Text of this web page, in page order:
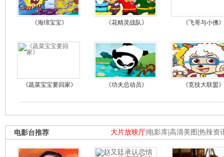
《海绵宝宝》 《花精灵战队》 《飞哥与小佛》
《蔬菜宝宝要回家》 《功夫总动员》 《竞技大联盟》
大片放映厅 电影库 高清美图 热辣资
电影台推荐